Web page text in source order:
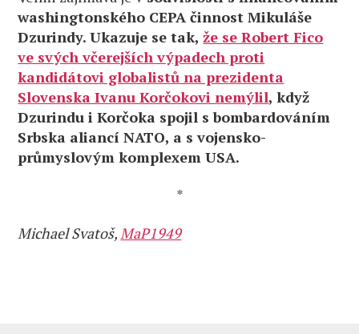
washingtonského CEPA činnost Mikuláše
Dzurindy. Ukazuje se tak, že se Robert Fico
ve svých včerejších výpadech proti
kandidátovi globalistů na prezidenta
Slovenska Ivanu Korčokovi nemýlil, když
Dzurindu i Korčoka spojil s bombardováním
Srbska aliancí NATO, a s vojensko-
průmyslovým komplexem USA.
*
Michael Svatoš, MaP1949